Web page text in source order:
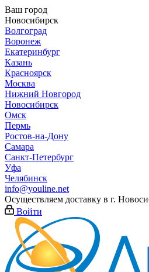
Ваш город
Новосибирск
Волгоград
Воронеж
Екатеринбург
Казань
Красноярск
Москва
Нижний Новгород
Новосибирск
Омск
Пермь
Ростов-на-Дону
Самара
Санкт-Петербург
Уфа
Челябинск
info@youline.net
Осуществляем доставку в г.
Войти